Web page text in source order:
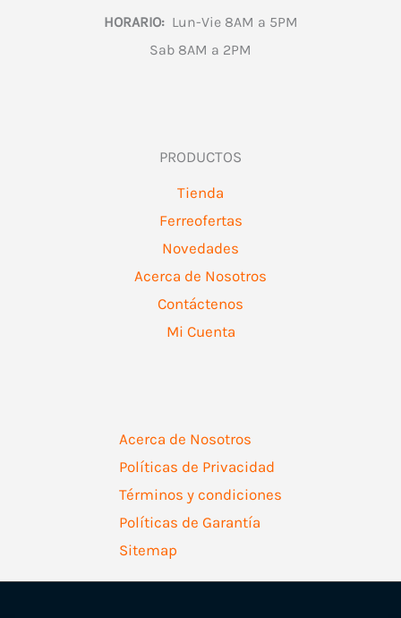
HORARIO:Lun-Vie 8AM a 5PM
Sab 8AM a 2PM
PRODUCTOS
Tienda
Ferreofertas
Novedades
Acerca de Nosotros
Contáctenos
Mi Cuenta
Acerca de Nosotros
Políticas de Privacidad
Términos y condiciones
Políticas de Garantía
Sitemap